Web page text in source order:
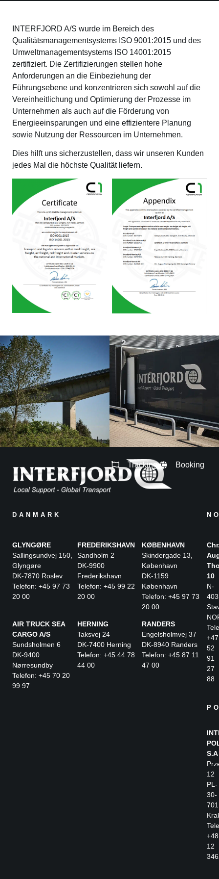
INTERFJORD A/S wurde im Bereich des
Qualitätsmanagementsystems ISO 9001:2015 und des
Umweltmanagementsystems ISO 14001:2015
zertifiziert. Die Zertifizierungen stellen hohe
Anforderungen an die Einbeziehung der
Führungsebene und konzentrieren sich sowohl auf die
Vereinheitlichung und Optimierung der Prozesse im
Unternehmen als auch auf die Förderung von
Energieeinsparungen und eine effizientere Planung
sowie Nutzung der Ressourcen im Unternehmen.
Dies hilft uns sicherzustellen, dass wir unseren Kunden
jedes Mal die höchste Qualität liefern.
Tracking Booking
DANMARK
GLYNGØRE
Sallingsundvej 150,
Glyngøre
DK-7870 Roslev
Telefon: +45 97 73
20 00
FREDERIKSHAVN
Sandholm 2
DK-9900
Frederikshavn
Telefon: +45 99 22
20 00
KØBENHAVN
Skindergade 13,
København
DK-1159
København
Telefon: +45 97 73
20 00
AIR TRUCK SEA
CARGO A/S
Sundsholmen 6
DK-9400
Nørresundby
Telefon: +45 70 20
99 97
HERNING
Taksvej 24
DK-7400 Herning
Telefon: +45 44 78
44 00
RANDERS
Engelsholmvej 37
DK-8940 Randers
Telefon: +45 87 11
47 00
10
N-
+47
52
91
27
88
S.A
12
PL-
30-
701
+48
12